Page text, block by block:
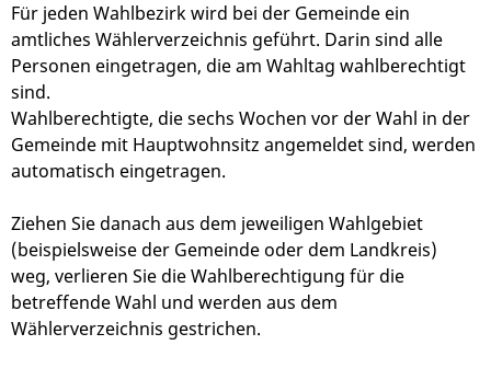
Für jeden Wahlbezirk wird bei der Gemeinde ein
amtliches Wählerverzeichnis geführt. Darin sind alle
Personen eingetragen, die am Wahltag wahlberechtigt
sind.
Wahlberechtigte, die sechs Wochen vor der Wahl in der
Gemeinde mit Hauptwohnsitz angemeldet sind, werden
automatisch eingetragen.
Ziehen Sie danach aus dem jeweiligen Wahlgebiet
(beispielsweise der Gemeinde oder dem Landkreis)
weg, verlieren Sie die Wahlberechtigung für die
betreffende Wahl und werden aus dem
Wählerverzeichnis gestrichen.